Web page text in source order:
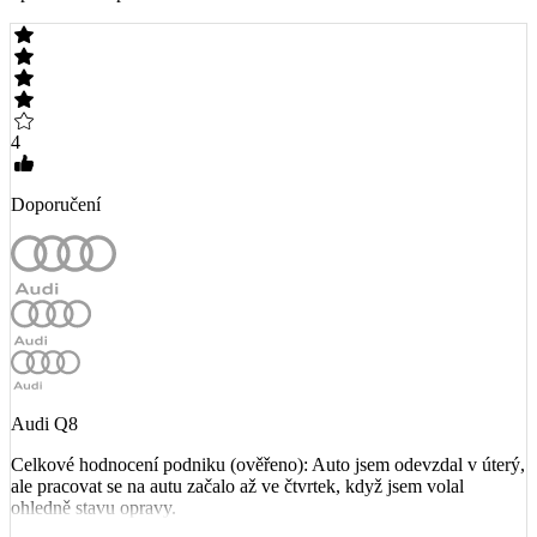
4
Doporučení
Audi Q8
Celkové hodnocení podniku (ověřeno): Auto jsem odevzdal v úterý,
ale pracovat se na autu začalo až ve čtvrtek, když jsem volal
ohledně stavu opravy.